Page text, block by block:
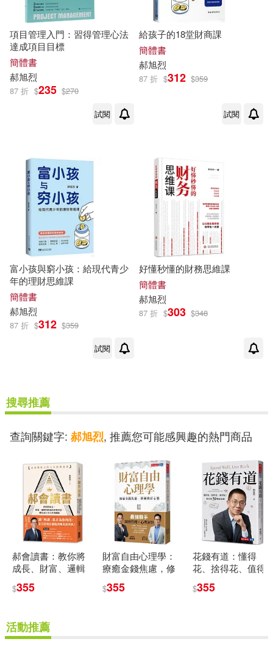
項目管理入門：習得管理心法
達成項目目標
簡體書
郝旭烈
87 折 $235 $270
試閱
給孩子的18堂財商課
簡體書
郝旭烈
87 折 $312 $359
試閱
富小孩與窮小孩：給現代青少
年的理財思維課
簡體書
郝旭烈
87 折 $312 $359
試閱
好懂秒懂的財務思維課
簡體書
郝旭烈
87 折 $303 $348
搜尋推薦
查詢關鍵字: 郝旭烈, 推薦您可能感興趣的熱門商品
郝會讀書：教你將
成長、財富、邏輯
慧，轉化成人生可
$355
財富自由心理學：
療癒金錢焦慮，修
$355
花錢有道：懂得
花、捨得花、值得
思維
$355
活動推薦